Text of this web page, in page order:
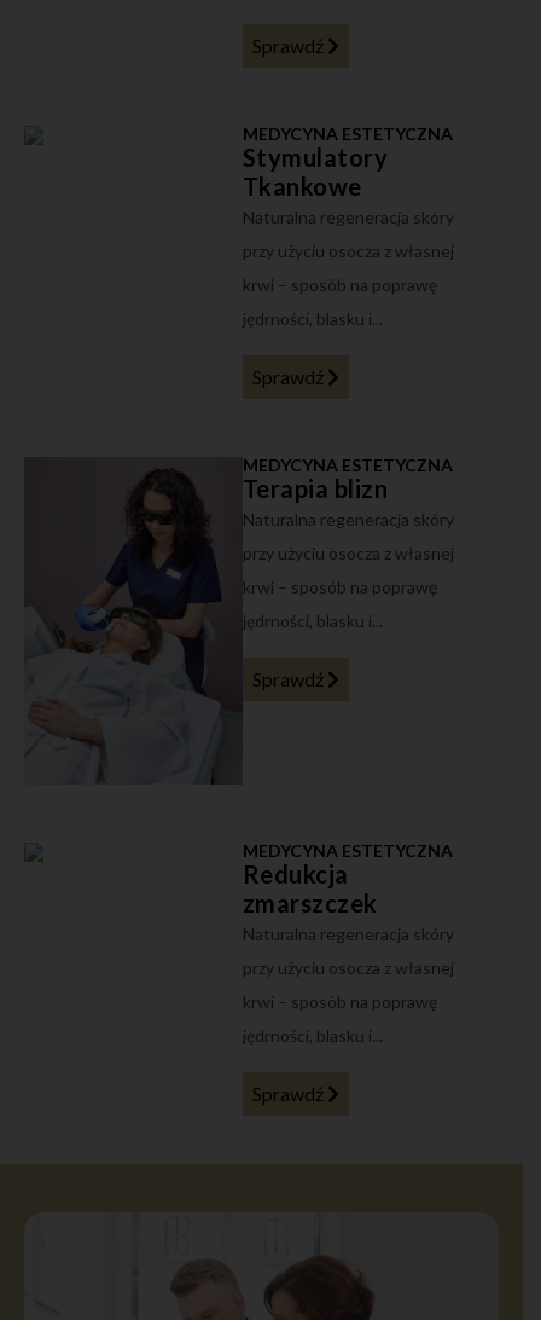
Sprawdź
MEDYCYNA ESTETYCZNA
Stymulatory
Tkankowe
Naturalna regeneracja skóry
przy użyciu osocza z własnej
krwi – sposób na poprawę
jędrności, blasku i...
Sprawdź
MEDYCYNA ESTETYCZNA
Terapia blizn
Naturalna regeneracja skóry
przy użyciu osocza z własnej
krwi – sposób na poprawę
jędrności, blasku i...
Sprawdź
MEDYCYNA ESTETYCZNA
Redukcja
zmarszczek
Naturalna regeneracja skóry
przy użyciu osocza z własnej
krwi – sposób na poprawę
jędrności, blasku i...
Sprawdź